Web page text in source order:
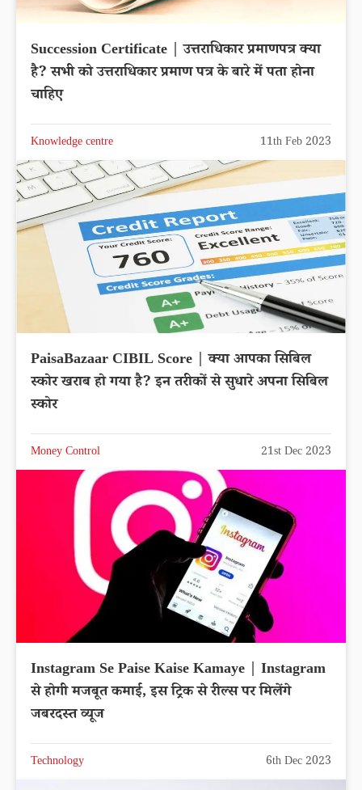
Succession Certificate | उत्तराधिकार प्रमाणपत्र क्या
है? सभी को उत्तराधिकार प्रमाण पत्र के बारे में पता होना
चाहिए
Knowledge centre 11th Feb 2023
PaisaBazaar CIBIL Score | क्या आपका सिबिल
स्कोर खराब हो गया है? इन तरीकों से सुधारे अपना सिबिल
स्कोर
Money Control 21st Dec 2023
Instagram Se Paise Kaise Kamaye | Instagram
से होगी मजबूत कमाई, इस ट्रिक से रील्स पर मिलेंगे
जबरदस्त व्यूज
Technology 6th Dec 2023